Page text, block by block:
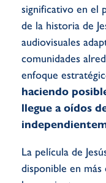
significativo en el
de la historia de
audiovisuales
comunidades
enfoque
haciendo
llegue a oídos
La película de
disponible en más